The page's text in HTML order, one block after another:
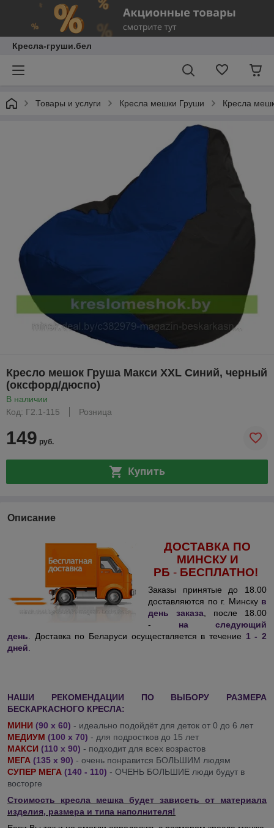
Кресла-груши.бел
Товары и услуги Кресла мешки Груши Кресла
Кресло мешок Груша Макси XXL Синий, черный
(оксфорд/дюспо)
В наличии
Код: Г2.1-115
Розница
149 руб.
Купить
Описание
ДОСТАВКА ПО
МИНСКУ И
РБ - БЕСПЛАТНО!
Заказы принятые до 18.00
доставляются по г. Минску в
день заказа , после 18.00
- на следующий
день . Доставка по Беларуси осуществляется в течение 1 - 2
дней
НАШИ РЕКОМЕНДАЦИИ ПО ВЫБОРУ РАЗМЕРА
БЕСКАРКАСНОГО КРЕСЛА:
МИНИ (90 х 60) - идеально подойдёт для деток от 0 до 6 лет
МЕДИУМ (100 х 70) - для подростков до 15 лет
МАКСИ (110 х 90) - подходит для всех возрастов
МЕГА (135 х 90) - очень понравится БОЛЬШИМ людям
СУПЕР МЕГА (140 - 110) - ОЧЕНЬ БОЛЬШИЕ люди будут в
восторге
Стоимость кресла мешка будет зависеть от материала
изделия, размера и типа наполнителя!